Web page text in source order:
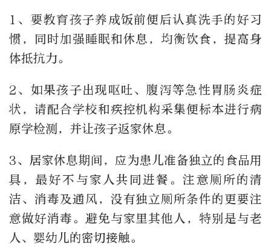
1、要教育孩子养成饭前便后认真洗手的好习
惯，同时加强睡眠和休息，均衡饮食，提高身
体抵抗力。
2、如果孩子出现呕吐、腹泻等急性胃肠炎症
状，请配合学校和疾控机构采集便标本进行病
原学检测，并让孩子返家休息。
3、居家休息期间，应为患儿准备独立的食品用
具，最好不与家人共同进餐。注意厕所的清
洁、消毒及通风，没有独立厕所条件的更要注
意做好消毒。避免与家里其他人，特别是与老
人、婴幼儿的密切接触。